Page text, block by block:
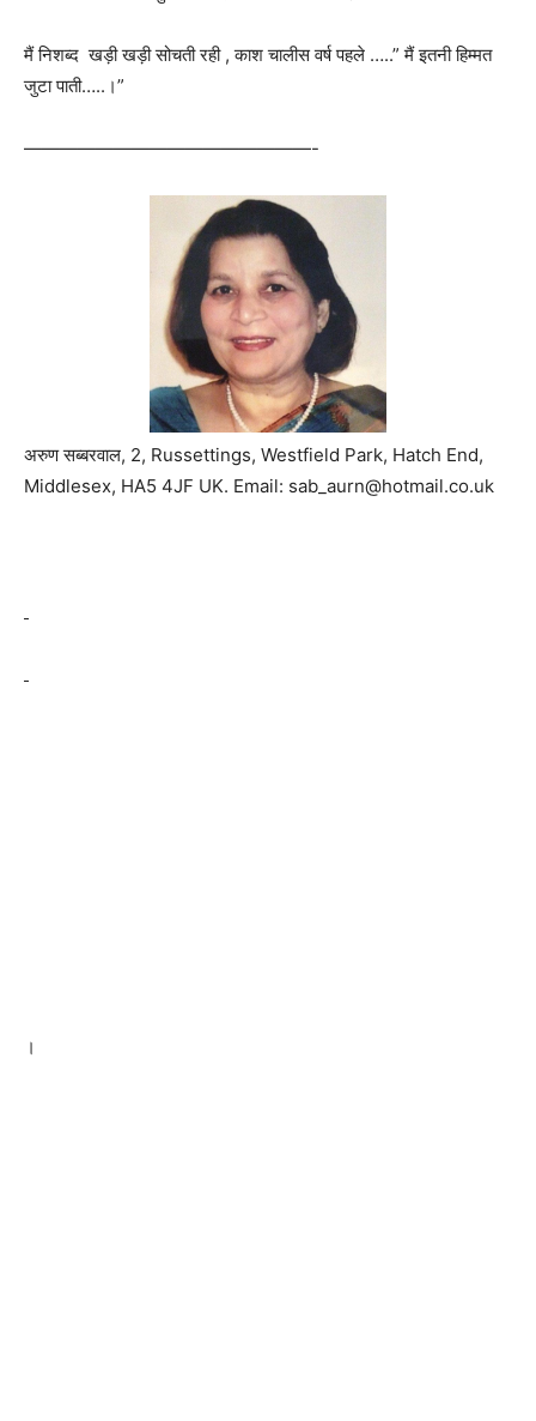
मैं निशब्द खड़ी खड़ी सोचती रही , काश चालीस वर्ष पहले …..” मैं इतनी हिम्मत
जुटा पाती…..।”
————————————————-
अरुण सब्बरवाल, 2, Russettings, Westfield Park, Hatch End,
Middlesex, HA5 4JF UK. Email: sab_aurn@hotmail.co.uk
।